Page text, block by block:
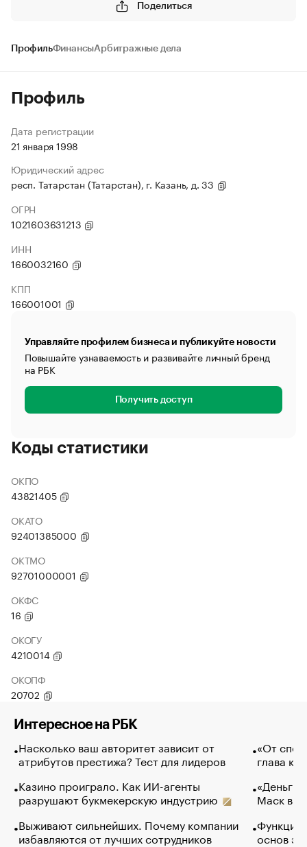
Поделиться
ПрофильФинансыАрбитражные дела
Профиль
Дата регистрации
21 января 1998
Юридический адрес
респ. Татарстан (Татарстан), г. Казань, д. 33
ОГРН
1021603631213
ИНН
1660032160
КПП
166001001
Управляйте профилем бизнеса и публикуйте новости
Повышайте узнаваемость и развивайте личный бренд
на РБК
Получить доступ
Коды статистики
ОКПО
43821405
ОКАТО
92401385000
ОКТМО
92701000001
ОКФС
16
ОКОГУ
4210014
ОКОПФ
20702
Интересное на РБК
Насколько ваш авторитет зависит от
атрибутов престижа? Тест для лидеров
Казино проиграло. Как ИИ-агенты
разрушают букмекерскую индустрию
Выживают сильнейших. Почему компании
избавляются от лучших сотрудников
«От
глава
«Деньги
Маск в
Функции
основ